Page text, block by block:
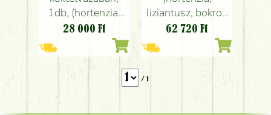
1db, (hortenzia,
kála, liziantusz,
bokros rózsa,
fehér, mentazöld,
barack)
28 000 Ft
liziantusz, bokros
rózsa, kála, fehér,
menta, barack)
Rozmaring
étterem
62 720 Ft
/ 1